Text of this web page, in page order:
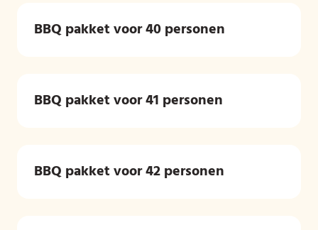
BBQ pakket voor 40 personen
BBQ pakket voor 41 personen
BBQ pakket voor 42 personen